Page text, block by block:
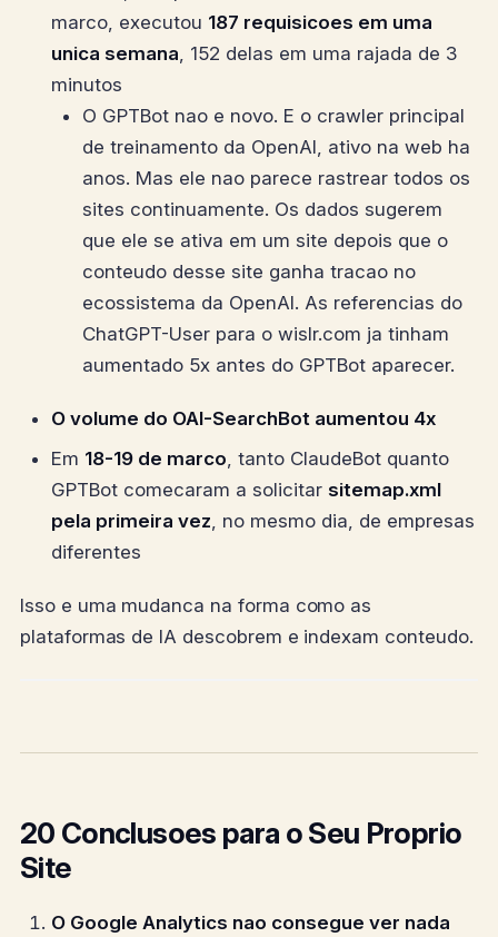
marco, executou 187 requisicoes em uma
unica semana, 152 delas em uma rajada de 3
minutos
O GPTBot nao e novo. E o crawler principal
de treinamento da OpenAI, ativo na web ha
anos. Mas ele nao parece rastrear todos os
sites continuamente. Os dados sugerem
que ele se ativa em um site depois que o
conteudo desse site ganha tracao no
ecossistema da OpenAI. As referencias do
ChatGPT-User para o wislr.com ja tinham
aumentado 5x antes do GPTBot aparecer.
O volume do OAI-SearchBot aumentou 4x
Em 18-19 de marco, tanto ClaudeBot quanto
GPTBot comecaram a solicitar sitemap.xml
pela primeira vez, no mesmo dia, de empresas
diferentes
Isso e uma mudanca na forma como as
plataformas de IA descobrem e indexam conteudo.
20 Conclusoes para o Seu Proprio
Site
O Google Analytics nao consegue ver nada